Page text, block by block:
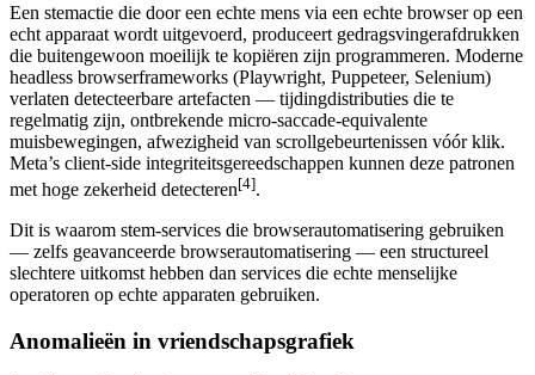
Een stemactie die door een echte mens via een echte browser op een
echt apparaat wordt uitgevoerd, produceert gedragsvingerafdrukken
die buitengewoon moeilijk te kopiëren zijn programmeren. Moderne
headless browserframeworks (Playwright, Puppeteer, Selenium)
verlaten detecteerbare artefacten — tijdingdistributies die te
regelmatig zijn, ontbrekende micro-saccade-equivalente
muisbewegingen, afwezigheid van scrollgebeurtenissen vóór klik.
Meta’s client-side integriteitsgereedschappen kunnen deze patronen
met hoge zekerheid detecteren[4].
Dit is waarom stem-services die browserautomatisering gebruiken
— zelfs geavanceerde browserautomatisering — een structureel
slechtere uitkomst hebben dan services die echte menselijke
operatoren op echte apparaten gebruiken.
Anomalieën in vriendschapsgrafiek